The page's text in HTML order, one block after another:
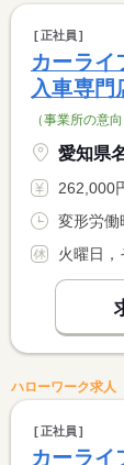
正社員
カーラ
入車専門
（事業所の意
愛知県
262,000円〜
火曜日，
ハローワーク求人
正社員
カーラ